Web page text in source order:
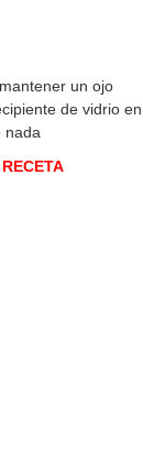
un ojo
de vidrio en
nada